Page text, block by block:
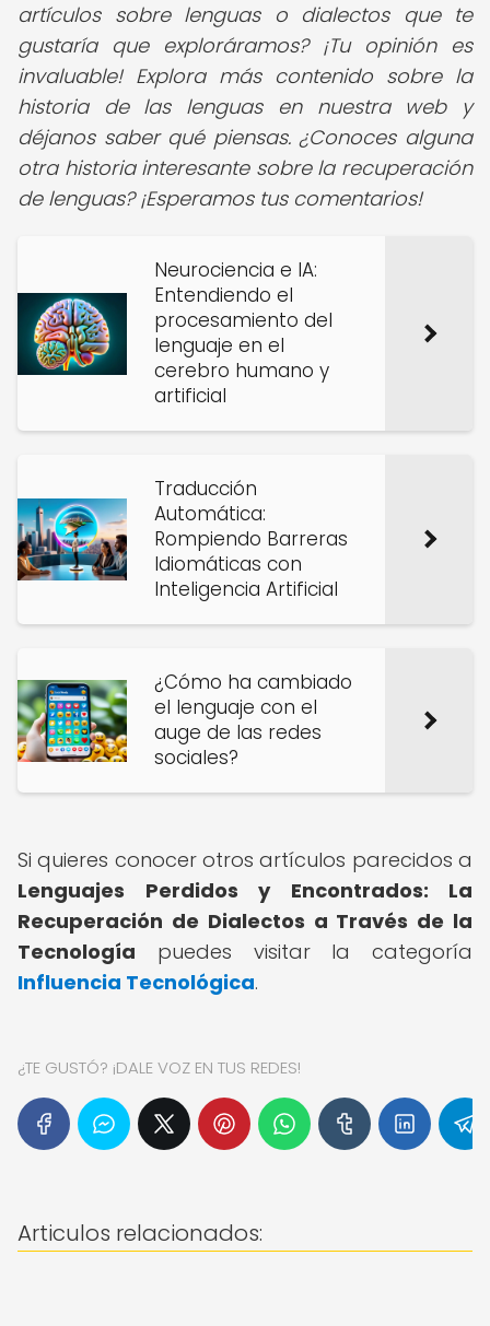
artículos sobre lenguas o dialectos que te
gustaría que exploráramos? ¡Tu opinión es
invaluable! Explora más contenido sobre la
historia de las lenguas en nuestra web y
déjanos saber qué piensas. ¿Conoces alguna
otra historia interesante sobre la recuperación
de lenguas?¡Esperamos tus comentarios!
Neurociencia e IA:
Entendiendo el
procesamiento del
lenguaje en el
cerebro humano y
artificial
Traducción
Automática:
Rompiendo Barreras
Idiomáticas con
Inteligencia Artificial
¿Cómo ha cambiado
el lenguaje con el
auge de las redes
sociales?
Si quieres conocer otros artículos parecidos a
Lenguajes Perdidos y Encontrados: La
Recuperación de Dialectos a Través de la
Tecnología puedes visitar la categoría
Influencia Tecnológica.
¿TE GUSTÓ? ¡DALE VOZ EN TUS REDES!
Articulos relacionados: